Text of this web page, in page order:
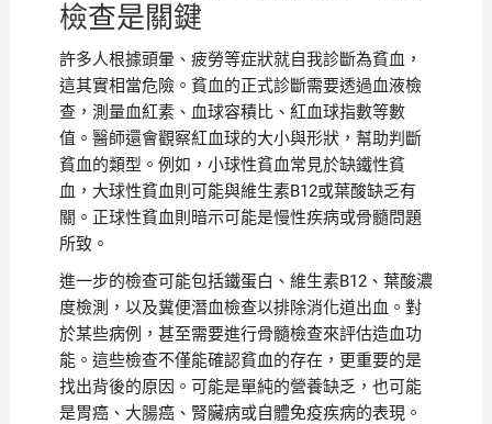
檢查是關鍵
許多人根據頭暈、疲勞等症狀就自我診斷為貧血，
這其實相當危險。貧血的正式診斷需要透過血液檢
查，測量血紅素、血球容積比、紅血球指數等數
值。醫師還會觀察紅血球的大小與形狀，幫助判斷
貧血的類型。例如，小球性貧血常見於缺鐵性貧
血，大球性貧血則可能與維生素B12或葉酸缺乏有
關。正球性貧血則暗示可能是慢性疾病或骨髓問題
所致。
進一步的檢查可能包括鐵蛋白、維生素B12、葉酸濃
度檢測，以及糞便潛血檢查以排除消化道出血。對
於某些病例，甚至需要進行骨髓檢查來評估造血功
能。這些檢查不僅能確認貧血的存在，更重要的是
找出背後的原因。可能是單純的營養缺乏，也可能
是胃癌、大腸癌、腎臟病或自體免疫疾病的表現。